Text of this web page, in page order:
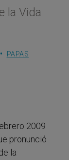
la Vida
PAPAS
2009
pronunció
la